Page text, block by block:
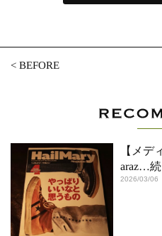
<BEFORE
【メデ
araz…続
2026/03/06